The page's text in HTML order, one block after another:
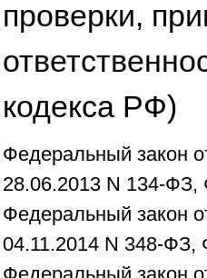
проверки,
кодекса РФ)
Федеральный закон
28.06.2013 N 134-ФЗ,
Федеральный закон
04.11.2014 N 348-ФЗ,